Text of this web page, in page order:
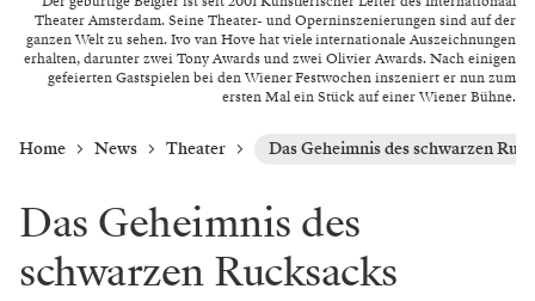
Theater Amsterdam. Seine Theater- und Operninszenierungen sind auf der
ganzen Welt zu sehen. Ivo van Hove hat viele internationale Auszeichnungen
erhalten, darunter zwei Tony Awards und zwei Olivier Awards. Nach einigen
gefeierten Gastspielen bei den Wiener Festwochen inszeniert er nun zum
ersten Mal ein Stück auf einer Wiener Bühne.
Home News Theater Das Geheimnis des schwarzen
Das Geheimnis des
schwarzen Rucksacks